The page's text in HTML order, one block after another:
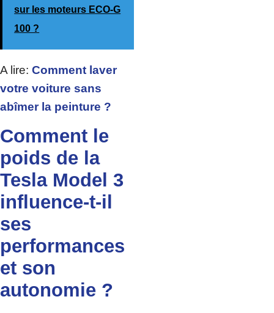
sur les moteurs ECO-G
100 ?
A lire: Comment laver
votre voiture sans
abîmer la peinture ?
Comment le
poids de la
Tesla Model 3
influence-t-il
ses
performances
et son
autonomie ?